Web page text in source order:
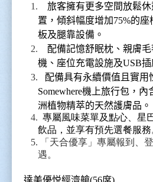
1.
旅客擁有更多空間放鬆
置，傾斜幅度增加75%的座
板及腿靠設備。
2.
配備記憶舒眠枕、親膚
機、座位充電設施及USB插
3.
配備具有永續價值且實用
Somewhere機上旅行包，內
洲植物精萃的天然護膚品。
4. 專屬風味菜單及點心、星
飲品，並享有預先選餐服務
5.
「天合優享」專屬報到、
遇。
達美優悦經濟艙(56席)